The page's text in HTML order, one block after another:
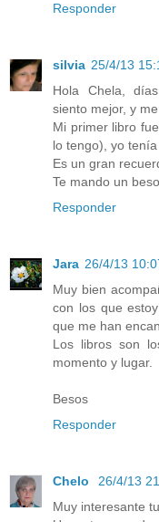
Responder
silvia 25/4/13
Hola Chela,
siento mejor, y
Mi primer libro
lo tengo), yo
Es un gran
Te mando un
Responder
Jara 26/4/13
Muy bien
con los que
que me han
Los libros son
momento y lugar.
Besos
Responder
Chelo
26/4/13
Muy interesante